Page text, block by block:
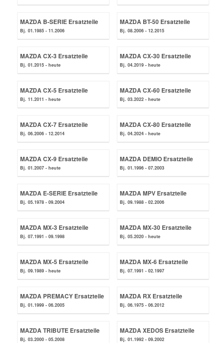
MAZDA B-SERIE Ersatzteile
Bj. 01.1985 - 11.2006
MAZDA BT-50 Ersatzteile
Bj. 08.2006 - 12.2015
MAZDA CX-3 Ersatzteile
Bj. 01.2015 - heute
MAZDA CX-30 Ersatzteile
Bj. 04.2019 - heute
MAZDA CX-5 Ersatzteile
Bj. 11.2011 - heute
MAZDA CX-60 Ersatzteile
Bj. 03.2022 - heute
MAZDA CX-7 Ersatzteile
Bj. 06.2006 - 12.2014
MAZDA CX-80 Ersatzteile
Bj. 04.2024 - heute
MAZDA CX-9 Ersatzteile
Bj. 01.2007 - heute
MAZDA DEMIO Ersatzteile
Bj. 01.1996 - 07.2003
MAZDA E-SERIE Ersatzteile
Bj. 05.1978 - 09.2004
MAZDA MPV Ersatzteile
Bj. 09.1988 - 02.2006
MAZDA MX-3 Ersatzteile
Bj. 07.1991 - 09.1998
MAZDA MX-30 Ersatzteile
Bj. 05.2020 - heute
MAZDA MX-5 Ersatzteile
Bj. 09.1989 - heute
MAZDA MX-6 Ersatzteile
Bj. 07.1991 - 02.1997
MAZDA PREMACY Ersatzteile
Bj. 01.1999 - 06.2005
MAZDA RX Ersatzteile
Bj. 06.1975 - 06.2012
MAZDA TRIBUTE Ersatzteile
Bj. 03.2000 - 05.2008
MAZDA XEDOS Ersatzteile
Bj. 01.1992 - 09.2002
Mitsubishi Ersatzteile
Nissan Ersatzteile
Porsche Ersatzteile
Seat Ersatzteile
Smart Ersatzteile
Suzuki Ersatzteile
Toyota Ersatzteile
Vauxhall Ersatzteile